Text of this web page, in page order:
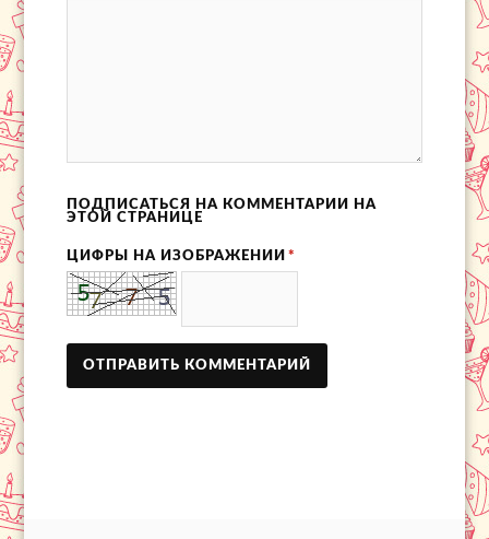
ПОДПИСАТЬСЯ НА КОММЕНТАРИИ НА
ЭТОЙ СТРАНИЦЕ
ЦИФРЫ НА ИЗОБРАЖЕНИИ *